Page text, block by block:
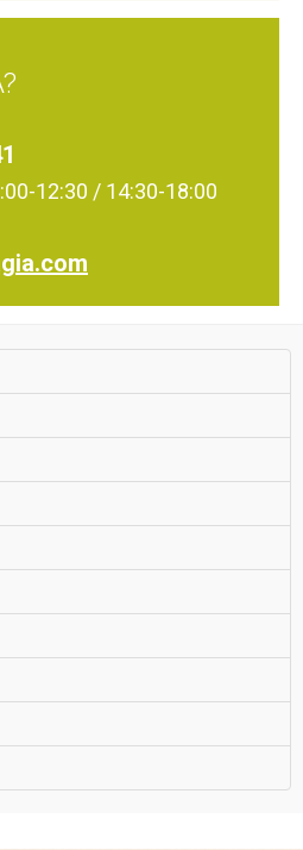
12:30 / 14:30-18:00